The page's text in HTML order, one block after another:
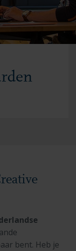
bent. Heb je